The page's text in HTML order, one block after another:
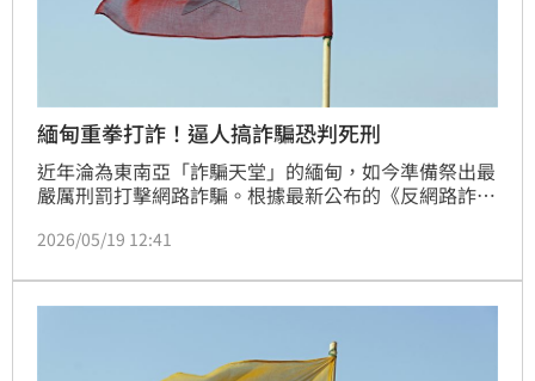
緬甸重拳打詐！逼人搞詐騙恐判死刑
近年淪為東南亞「詐騙天堂」的緬甸，如今準備祭出最
嚴厲刑罰打擊網路詐騙。根據最新公布的《反網路詐騙
力、虐待、拘禁等方式，強迫他人進入詐騙園區工作，
者，也可能被判處終身監禁。
2026/05/19 12:41